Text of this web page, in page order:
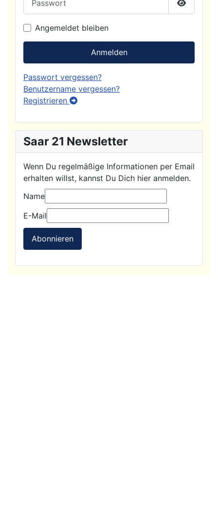
Passwort
Angemeldet bleiben
Anmelden
Passwort vergessen?
Benutzername vergessen?
Registrieren
Saar 21 Newsletter
Wenn Du regelmäßige Informationen per Email
erhalten willst, kannst Du Dich hier anmelden.
Name
E-Mail
Abonnieren